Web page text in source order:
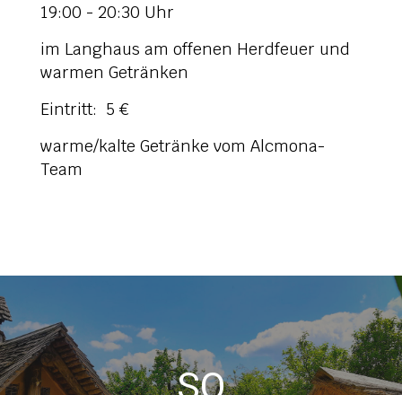
19:00 - 20:30 Uhr
im Langhaus am offenen Herdfeuer und
warmen Getränken
Eintritt: 5 €
warme/kalte Getränke vom Alcmona-
Team
SO